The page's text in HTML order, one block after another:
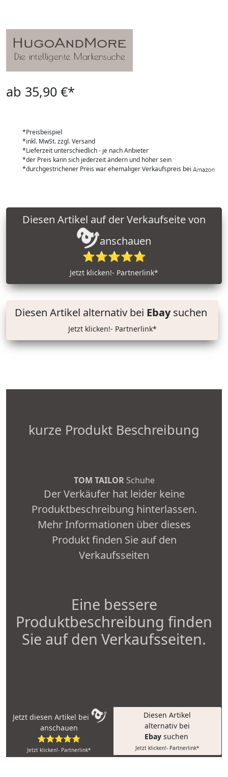
ab 35,90 €*
*Preisbeispiel
*inkl. MwSt. zzgl. Versand
*Lieferzeit unterschiedlich - je nach Anbieter
*der Preis kann sich jederzeit ändern und höher sein
*durchgestrichener Preis war ehemaliger Verkaufspreis bei
anschauen
⭐⭐⭐⭐⭐
Jetzt klicken!- Partnerlink*
Diesen Artikel alternativ bei Ebaysuchen
Jetzt klicken!- Partnerlink*
kurze Produkt Beschreibung
TOM TAILORSchuhe
Der Verkäufer hat leider keine
Produktbeschreibung hinterlassen.
Mehr Informationen über dieses
Produkt finden Sie auf den
Verkaufsseiten
Eine bessere
Produktbeschreibung finden
Sie auf den Verkaufsseiten.
Jetzt diesen Artikel bei
anschauen
⭐⭐⭐⭐⭐
Jetzt klicken!- Partnerlink*
Diesen Artikel
alternativ bei
Ebay suchen
Jetzt klicken!- Partnerlink*